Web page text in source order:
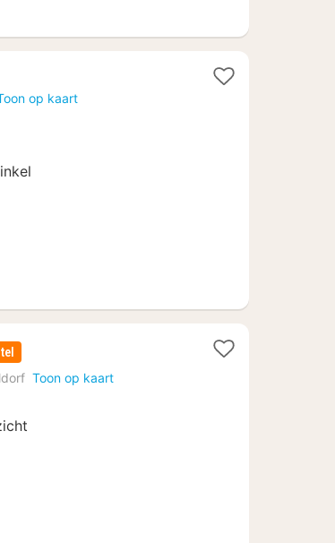
op kaart
Toon op kaart